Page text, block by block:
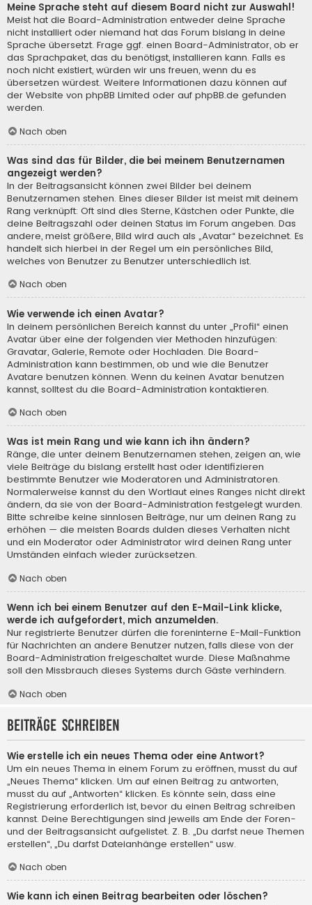
Meine Sprache steht auf diesem Board nicht zur Auswahl!
Meist hat die Board-Administration entweder deine Sprache
nicht installiert oder niemand hat das Forum bislang in deine
Sprache übersetzt. Frage ggf. einen Board-Administrator, ob er
das Sprachpaket, das du benötigst, installieren kann. Falls es
noch nicht existiert, würden wir uns freuen, wenn du es
übersetzen würdest. Weitere Informationen dazu können auf
der Website von phpBB Limited oder auf phpBB.de gefunden
werden.
Nach oben
Was sind das für Bilder, die bei meinem Benutzernamen
angezeigt werden?
In der Beitragsansicht können zwei Bilder bei deinem
Benutzernamen stehen. Eines dieser Bilder ist meist mit deinem
Rang verknüpft: Oft sind dies Sterne, Kästchen oder Punkte, die
deine Beitragszahl oder deinen Status im Forum angeben. Das
andere, meist größere, Bild wird auch als „Avatar“ bezeichnet. Es
handelt sich hierbei in der Regel um ein persönliches Bild,
welches von Benutzer zu Benutzer unterschiedlich ist.
Nach oben
Wie verwende ich einen Avatar?
In deinem persönlichen Bereich kannst du unter „Profil“ einen
Avatar über eine der folgenden vier Methoden hinzufügen:
Gravatar, Galerie, Remote oder Hochladen. Die Board-
Administration kann bestimmen, ob und wie die Benutzer
Avatare benutzen können. Wenn du keinen Avatar benutzen
kannst, solltest du die Board-Administration kontaktieren.
Nach oben
Was ist mein Rang und wie kann ich ihn ändern?
Ränge, die unter deinem Benutzernamen stehen, zeigen an, wie
viele Beiträge du bislang erstellt hast oder identifizieren
bestimmte Benutzer wie Moderatoren und Administratoren.
Normalerweise kannst du den Wortlaut eines Ranges nicht direkt
ändern, da sie von der Board-Administration festgelegt wurden.
Bitte schreibe keine sinnlosen Beiträge, nur um deinen Rang zu
erhöhen — die meisten Boards dulden dieses Verhalten nicht
und ein Moderator oder Administrator wird deinen Rang unter
Umständen einfach wieder zurücksetzen.
Nach oben
Wenn ich bei einem Benutzer auf den E-Mail-Link klicke,
werde ich aufgefordert, mich anzumelden.
Nur registrierte Benutzer dürfen die foreninterne E-Mail-Funktion
für Nachrichten an andere Benutzer nutzen, falls diese von der
Board-Administration freigeschaltet wurde. Diese Maßnahme
soll den Missbrauch dieses Systems durch Gäste verhindern.
Nach oben
Beiträge schreiben
Wie erstelle ich ein neues Thema oder eine Antwort?
Um ein neues Thema in einem Forum zu eröffnen, musst du auf
„Neues Thema“ klicken. Um auf einen Beitrag zu antworten,
musst du auf „Antworten“ klicken. Es könnte sein, dass eine
Registrierung erforderlich ist, bevor du einen Beitrag schreiben
kannst. Deine Berechtigungen sind jeweils am Ende der Foren-
und der Beitragsansicht aufgelistet. Z. B. „Du darfst neue Themen
erstellen“, „Du darfst Dateianhänge erstellen“ usw.
Nach oben
Wie kann ich einen Beitrag bearbeiten oder löschen?